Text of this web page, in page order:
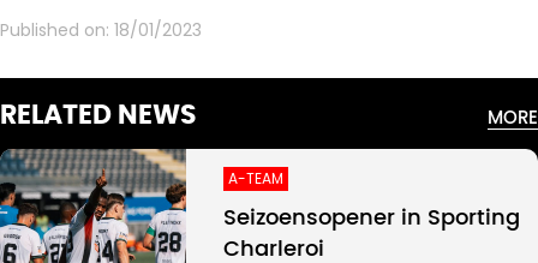
Published on: 18/01/2023
RELATED NEWS MORE
A-TEAM
Seizoensopener in Sporting
Charleroi